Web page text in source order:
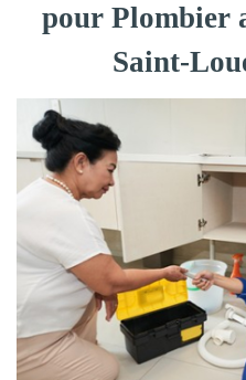
pour Plombier
Saint-